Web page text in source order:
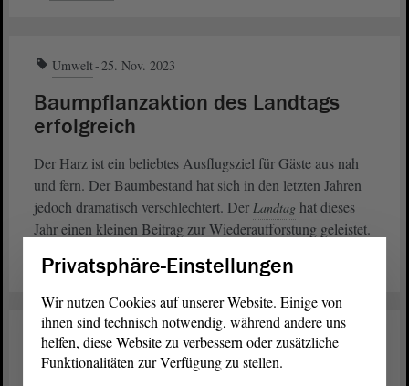
Umwelt 25. Nov. 2023
Baumpflanzaktion des Landtags
erfolgreich
Der Harz ist ein beliebtes Ausflugsziel für Gäste aus nah
und fern. Der Baumbestand hat sich in den letzten Jahren
jedoch dramatisch verschlechtert. Der Landtag hat dieses
Jahr einen kleinen Beitrag zur Wiederaufforstung geleistet.
weiterlesen
Umwelt 02. Juni 2023
Biogaserzeugung soll gefördert
Privatsphäre-Einstellungen
Wir nutzen Cookies auf unserer Website. Einige von
ihnen sind technisch notwendig, während andere uns
helfen, diese Website zu verbessern oder zusätzliche
Funktionalitäten zur Verfügung zu stellen.